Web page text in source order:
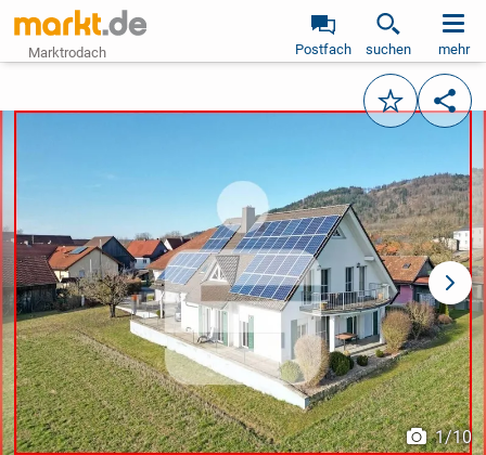
Marktrodach Postfach suchen mehr
Merken
vorheriges Bild
1/10